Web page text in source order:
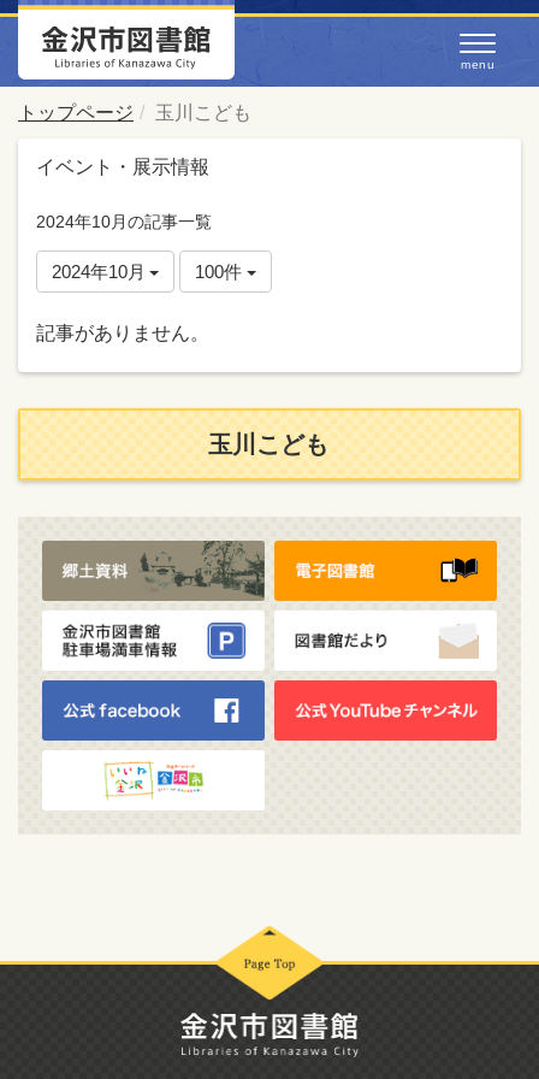
トップページ 玉川こども
イベント・展示情報
2024年10月の記事一覧
2024年10月 100件
記事がありません。
玉川こども